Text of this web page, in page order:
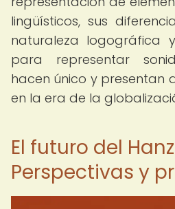
lingüísticos, sus
naturaleza logográfica
para representar
hacen único y presentan
en la era de la
El futuro del
Perspectivas y